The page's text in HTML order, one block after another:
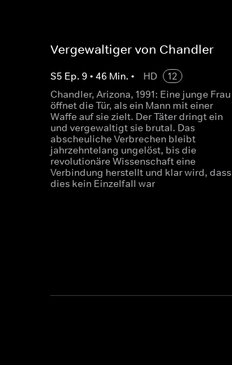
Vergewaltiger von Chandler
S5 Ep. 9 • 46 Min. • HD
12
Chandler, Arizona, 1991: Eine junge Frau
öffnet die Tür, als ein Mann mit einer
Waffe auf sie zielt. Der Täter dringt ein
und vergewaltigt sie brutal. Das
abscheuliche Verbrechen bleibt
jahrzehntelang ungelöst, bis die
revolutionäre Wissenschaft eine
Verbindung herstellt und klar wird, dass
dies kein Einzelfall war